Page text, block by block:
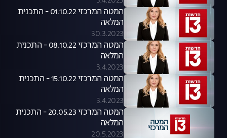
המטה המרכזי 01.10.22 - התכנית
המלאה
30.3.2023
המטה המרכזי 08.10.22 - התכנית
המלאה
3.4.2023
המטה המרכזי 15.10.22 - התכנית
המלאה
3.4.2023
המטה המרכזי 20.05.23 - התכנית
המלאה
20.5.2023